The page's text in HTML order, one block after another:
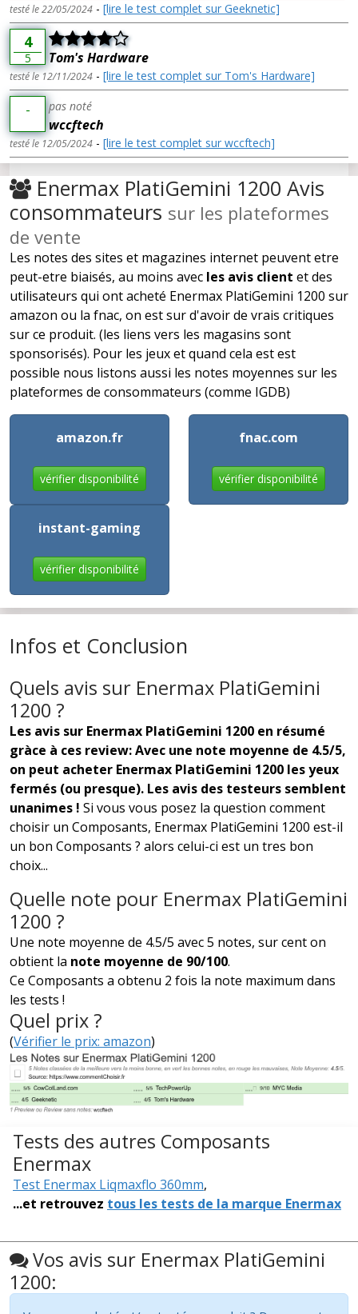
testé le 22/05/2024 - [lire le test complet sur Geeknetic]
4
5 Tom's Hardware
testé le 12/11/2024 - [lire le test complet sur Tom's Hardware]
- pas noté
wccftech
testé le 12/05/2024 - [lire le test complet sur wccftech]
Enermax PlatiGemini 1200 Avis
consommateurs sur les plateformes
de vente
Les notes des sites et magazines internet peuvent etre
peut-etre biaisés, au moins avec les avis client et des
utilisateurs qui ont acheté Enermax PlatiGemini 1200 sur
amazon ou la fnac, on est sur d'avoir de vrais critiques
sur ce produit. (les liens vers les magasins sont
sponsorisés). Pour les jeux et quand cela est est
possible nous listons aussi les notes moyennes sur les
plateformes de consommateurs (comme IGDB)
amazon.fr
vérifier disponibilité
fnac.com
vérifier disponibilité
instant-gaming
vérifier disponibilité
Infos et Conclusion
Quels avis sur Enermax PlatiGemini
1200 ?
Les avis sur Enermax PlatiGemini 1200 en résumé
gràce à ces review: Avec une note moyenne de 4.5/5,
on peut acheter Enermax PlatiGemini 1200 les yeux
fermés (ou presque). Les avis des testeurs semblent
unanimes ! Si vous vous posez la question comment
choisir un Composants, Enermax PlatiGemini 1200 est-il
un bon Composants ? alors celui-ci est un tres bon
choix...
Quelle note pour Enermax PlatiGemini
1200 ?
Une note moyenne de 4.5/5 avec 5 notes, sur cent on
obtient la note moyenne de 90/100.
Ce Composants a obtenu 2 fois la note maximum dans
les tests !
Quel prix ?
(Vérifier le prix: amazon)
Tests des autres Composants
Enermax
Test Enermax Liqmaxflo 360mm,
...et retrouvez tous les tests de la marque Enermax
Vos avis sur Enermax PlatiGemini
1200: